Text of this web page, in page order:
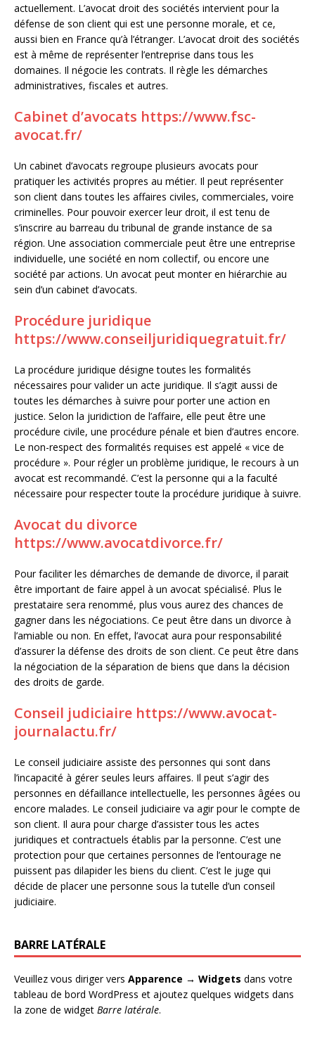
actuellement. L’avocat droit des sociétés intervient pour la
défense de son client qui est une personne morale, et ce,
aussi bien en France qu’à l’étranger. L’avocat droit des sociétés
est à même de représenter l’entreprise dans tous les
domaines. Il négocie les contrats. Il règle les démarches
administratives, fiscales et autres.
Cabinet d’avocats https://www.fsc-
avocat.fr/
Un cabinet d’avocats regroupe plusieurs avocats pour
pratiquer les activités propres au métier. Il peut représenter
son client dans toutes les affaires civiles, commerciales, voire
criminelles. Pour pouvoir exercer leur droit, il est tenu de
s’inscrire au barreau du tribunal de grande instance de sa
région. Une association commerciale peut être une entreprise
individuelle, une société en nom collectif, ou encore une
société par actions. Un avocat peut monter en hiérarchie au
sein d’un cabinet d’avocats.
Procédure juridique
https://www.conseiljuridiquegratuit.fr/
La procédure juridique désigne toutes les formalités
nécessaires pour valider un acte juridique. Il s’agit aussi de
toutes les démarches à suivre pour porter une action en
justice. Selon la juridiction de l’affaire, elle peut être une
procédure civile, une procédure pénale et bien d’autres encore.
Le non-respect des formalités requises est appelé « vice de
procédure ». Pour régler un problème juridique, le recours à un
avocat est recommandé. C’est la personne qui a la faculté
nécessaire pour respecter toute la procédure juridique à suivre.
Avocat du divorce
https://www.avocatdivorce.fr/
Pour faciliter les démarches de demande de divorce, il parait
être important de faire appel à un avocat spécialisé. Plus le
prestataire sera renommé, plus vous aurez des chances de
gagner dans les négociations. Ce peut être dans un divorce à
l’amiable ou non. En effet, l’avocat aura pour responsabilité
d’assurer la défense des droits de son client. Ce peut être dans
la négociation de la séparation de biens que dans la décision
des droits de garde.
Conseil judiciaire https://www.avocat-
journalactu.fr/
Le conseil judiciaire assiste des personnes qui sont dans
l’incapacité à gérer seules leurs affaires. Il peut s’agir des
personnes en défaillance intellectuelle, les personnes âgées ou
encore malades. Le conseil judiciaire va agir pour le compte de
son client. Il aura pour charge d’assister tous les actes
juridiques et contractuels établis par la personne. C’est une
protection pour que certaines personnes de l’entourage ne
puissent pas dilapider les biens du client. C’est le juge qui
décide de placer une personne sous la tutelle d’un conseil
judiciaire.
BARRE LATÉRALE
Veuillez vous diriger vers Apparence → Widgets dans votre
tableau de bord WordPress et ajoutez quelques widgets dans
la zone de widget Barre latérale.